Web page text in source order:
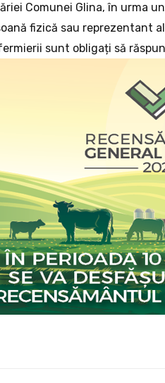
Comunei Glina, în urma
fizică sau reprezentant
sunt obligați să